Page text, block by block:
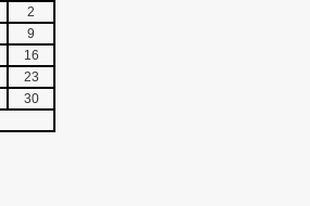
2
9
16
23
30